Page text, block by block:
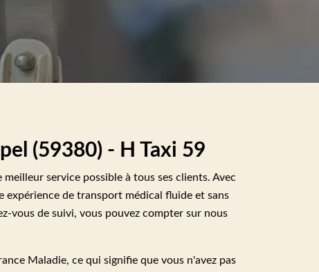
(59380) - H Taxi 59
service possible à tous ses clients. Avec
expérience de transport médical fluide et sans
vous de suivi, vous pouvez compter sur nous
Maladie, ce qui signifie que vous n'avez pas